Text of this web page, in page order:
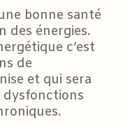
bonne santé
des énergies.
c’est
de
et qui sera
dysfonctions